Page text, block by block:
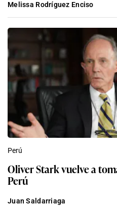
Melissa Rodríguez Enciso
Perú
Oliver Stark vuelve a
Perú
Juan Saldarriaga